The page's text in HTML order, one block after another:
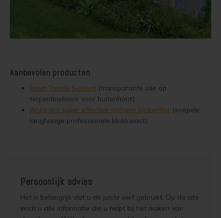
Aanbevolen producten
Jotun Treolje Solvent (transparante olie op
terpentinebasis voor buitenhout)
Anza pro super effective softgrip blokwitter (soepele
langharige professionele blokkwast)
Persoonlijk advies